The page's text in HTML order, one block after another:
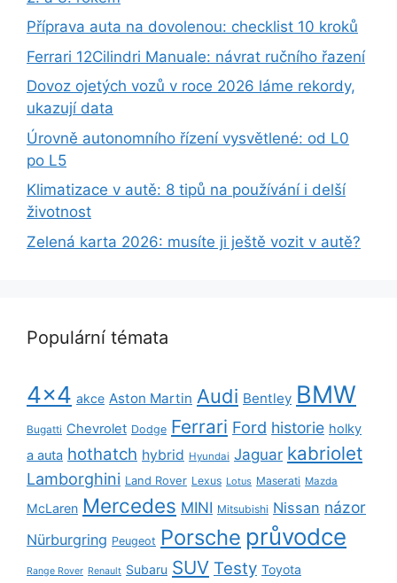
Příprava auta na dovolenou: checklist 10 kroků
Ferrari 12Cilindri Manuale: návrat ručního řazení
Dovoz ojetých vozů v roce 2026 láme rekordy,
ukazují data
Úrovně autonomního řízení vysvětlené: od L0
po L5
Klimatizace v autě: 8 tipů na používání i delší
životnost
Zelená karta 2026: musíte ji ještě vozit v autě?
Populární témata
4x4 akce Aston Martin Audi Bentley BMW
Bugatti Chevrolet Dodge Ferrari Ford historie holky
a auta hothatch hybrid Hyundai Jaguar kabriolet
Lamborghini Land Rover Lexus Lotus Maserati Mazda
McLaren Mercedes MINI Mitsubishi Nissan názor
Nürburgring Peugeot Porsche průvodce
Range Rover Renault Subaru SUV Testy Toyota